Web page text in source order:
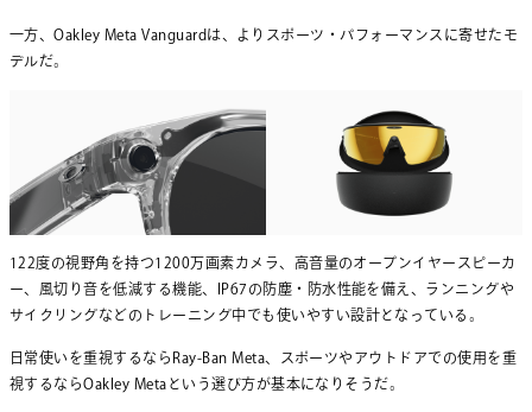
一方、Oakley Meta Vanguardは、よりスポーツ・パフォーマンスに寄せたモ
デルだ。
122度の視野角を持つ1200万画素カメラ、高音量のオープンイヤースピーカ
ー、風切り音を低減する機能、IP67の防塵・防水性能を備え、ランニングや
サイクリングなどのトレーニング中でも使いやすい設計となっている。
日常使いを重視するならRay-Ban Meta、スポーツやアウトドアでの使用を重
視するならOakley Metaという選び方が基本になりそうだ。